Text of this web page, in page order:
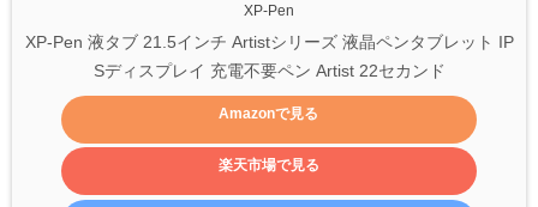
XP-Pen
XP-Pen 液タブ 21.5インチ Artistシリーズ 液晶ペンタブレット IP
Sディスプレイ 充電不要ペン Artist 22セカンド
Amazonで見る
楽天市場で見る